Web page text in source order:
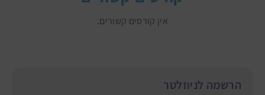
אין קורסים קשורים.
הרשמה לניוזלטר